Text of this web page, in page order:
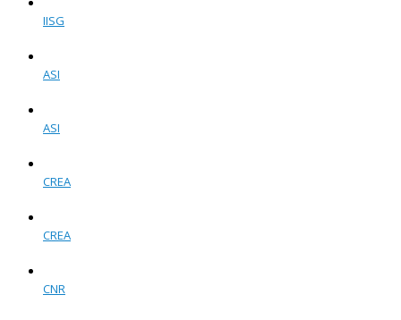
IISG
ASI
ASI
CREA
CREA
CNR